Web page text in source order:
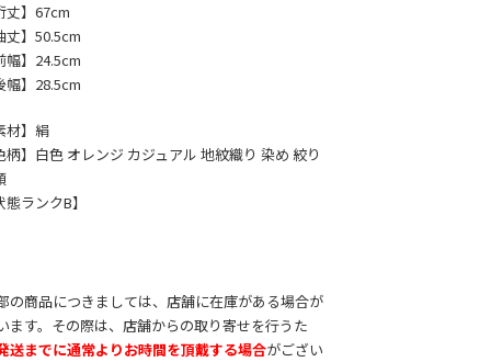
丈】67cm
丈】50.5cm
幅】24.5cm
幅】28.5cm
材】絹
柄】白色 オレンジ カジュアル 地紋織り 染め 絞り
態ランクB】
の商品につきましては、店舗に在庫がある場合が
ます。その際は、店舗からの取り寄せを行うた
送までに通常よりお時間を頂戴する場合がござい